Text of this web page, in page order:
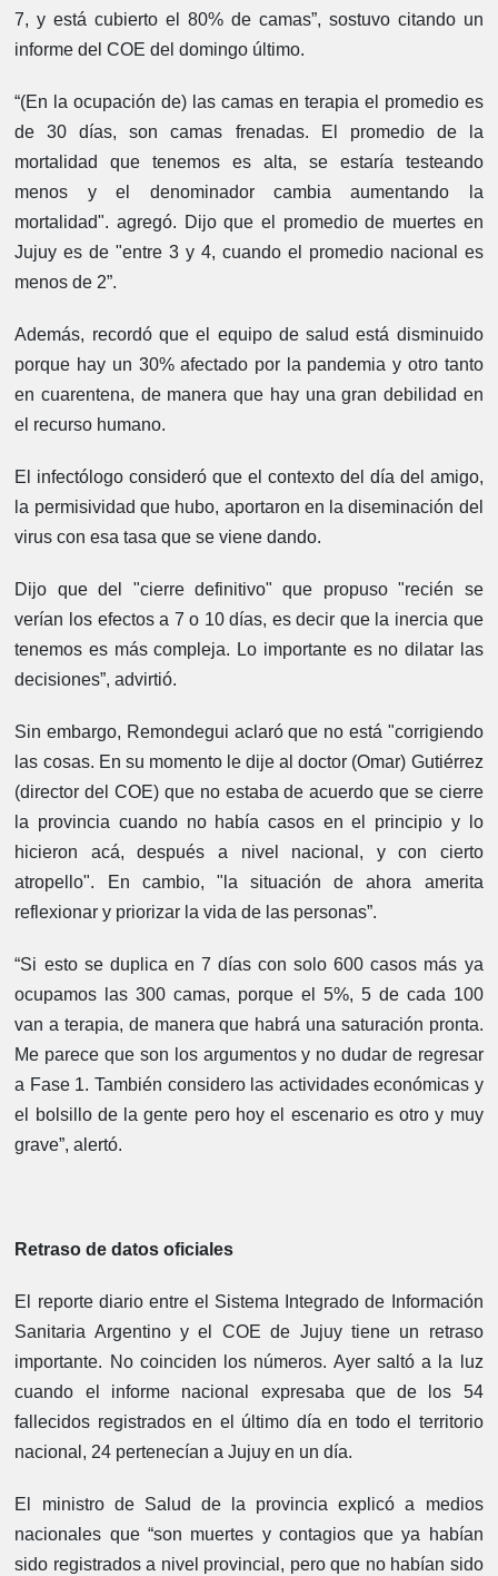
7, y está cubierto el 80% de camas”, sostuvo citando un
informe del COE del domingo último.
“(En la ocupación de) las camas en terapia el promedio es
de 30 días, son camas frenadas. El promedio de la
mortalidad que tenemos es alta, se estaría testeando
menos y el denominador cambia aumentando la
mortalidad". agregó. Dijo que el promedio de muertes en
Jujuy es de "entre 3 y 4, cuando el promedio nacional es
menos de 2”.
Además, recordó que el equipo de salud está disminuido
porque hay un 30% afectado por la pandemia y otro tanto
en cuarentena, de manera que hay una gran debilidad en
el recurso humano.
El infectólogo consideró que el contexto del día del amigo,
la permisividad que hubo, aportaron en la diseminación del
virus con esa tasa que se viene dando.
Dijo que del "cierre definitivo" que propuso "recién se
verían los efectos a 7 o 10 días, es decir que la inercia que
tenemos es más compleja. Lo importante es no dilatar las
decisiones”, advirtió.
Sin embargo, Remondegui aclaró que no está "corrigiendo
las cosas. En su momento le dije al doctor (Omar) Gutiérrez
(director del COE) que no estaba de acuerdo que se cierre
la provincia cuando no había casos en el principio y lo
hicieron acá, después a nivel nacional, y con cierto
atropello". En cambio, "la situación de ahora amerita
reflexionar y priorizar la vida de las personas”.
“Si esto se duplica en 7 días con solo 600 casos más ya
ocupamos las 300 camas, porque el 5%, 5 de cada 100
van a terapia, de manera que habrá una saturación pronta.
Me parece que son los argumentos y no dudar de regresar
a Fase 1. También considero las actividades económicas y
el bolsillo de la gente pero hoy el escenario es otro y muy
grave”, alertó.
Retraso de datos oficiales
El reporte diario entre el Sistema Integrado de Información
Sanitaria Argentino y el COE de Jujuy tiene un retraso
importante. No coinciden los números. Ayer saltó a la luz
cuando el informe nacional expresaba que de los 54
fallecidos registrados en el último día en todo el territorio
nacional, 24 pertenecían a Jujuy en un día.
El ministro de Salud de la provincia explicó a medios
nacionales que “son muertes y contagios que ya habían
sido registrados a nivel provincial, pero que no habían sido